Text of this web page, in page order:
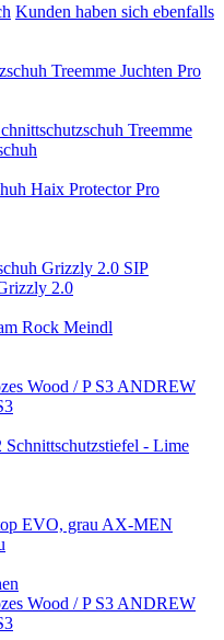
Kunden haben sich ebenfalls
Treemme Juchten Pro
Treemme
Haix Protector Pro
SIP
2.0
Meindl
ANDREW
AX-MEN
ANDREW